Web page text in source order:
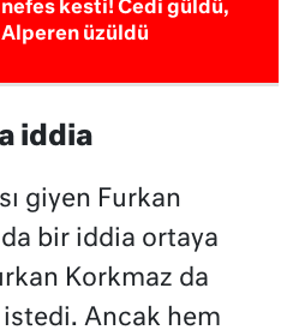
nefes kesti! Cedi güldü,
Alperen üzüldü
iddia
giyen Furkan
bir iddia ortaya
Korkmaz da
Ancak hem